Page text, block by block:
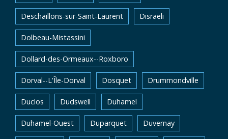
Deschaillons-sur-Saint-Laurent Disraeli
Dolbeau-Mistassini
Dollard-des-Ormeaux--Roxboro
Dorval--L'Île-Dorval Dosquet Drummondville
Duclos Dudswell Duhamel
Duhamel-Ouest Duparquet Duvernay